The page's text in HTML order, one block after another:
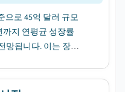
으로 45억 달러 규모
까지 연평균 성장률
망됩니다. 이는 장비